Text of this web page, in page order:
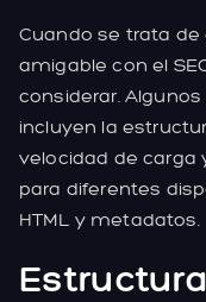
Cuando se trata
amigable con el
considerar.
incluyen la
velocidad de carga
para diferentes
HTML y metadatos.